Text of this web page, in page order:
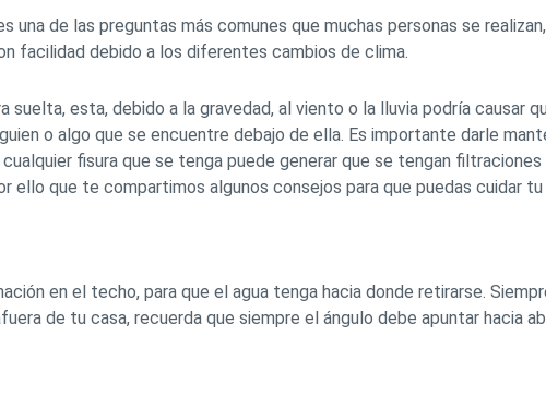
de las preguntas más comunes que muchas personas se
facilidad debido a los diferentes cambios de clima.
suelta, esta, debido a la gravedad, al viento o la lluvia podría causar
o algo que se encuentre debajo de ella. Es importante darle
fisura que se tenga puede generar que se tengan filtraciones
ello que te compartimos algunos consejos para que puedas cuidar
en el techo, para que el agua tenga hacia donde retirarse.
de tu casa, recuerda que siempre el ángulo debe apuntar hacia